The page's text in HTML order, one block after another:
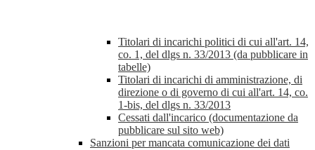
Titolari di incarichi politici di cui all'art. 14,
co. 1, del dlgs n. 33/2013 (da pubblicare in
tabelle)
Titolari di incarichi di amministrazione, di
direzione o di governo di cui all'art. 14, co.
1-bis, del dlgs n. 33/2013
Cessati dall'incarico (documentazione da
pubblicare sul sito web)
Sanzioni per mancata comunicazione dei dati